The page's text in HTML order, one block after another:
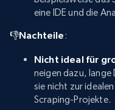
eine IDE und die
👎Nachteile :
Nicht ideal für
neigen dazu,
sie nicht zur
Scraping-Projekte.